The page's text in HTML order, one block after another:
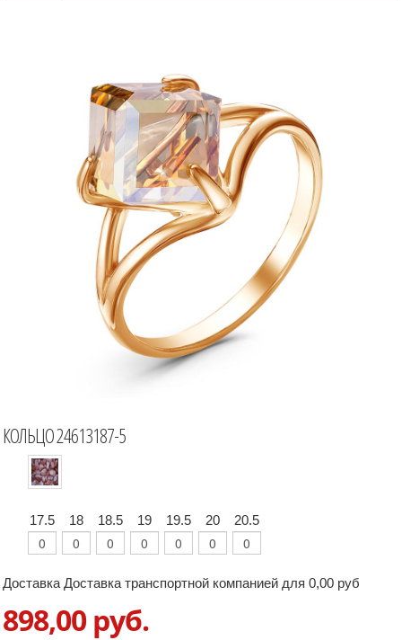
КОЛЬЦО 24613187-5
17.5 18 18.5 19 19.5 20 20.5
Доставка Доставка транспортной компанией для 0,00 руб
898,00 руб.